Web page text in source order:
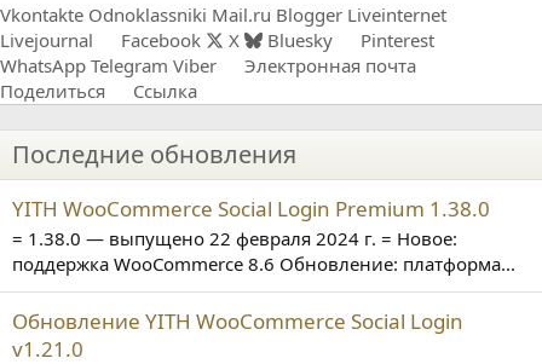
Vkontakte Odnoklassniki Mail.ru Blogger Liveinternet
Livejournal
Facebook X Bluesky
Pinterest
WhatsApp Telegram Viber
Электронная почта
Поделиться
Ссылка
Последние обновления
YITH WooCommerce Social Login Premium 1.38.0
= 1.38.0 — выпущено 22 февраля 2024 г. = Новое:
поддержка WooCommerce 8.6 Обновление: платформа...
Обновление YITH WooCommerce Social Login
v1.21.0